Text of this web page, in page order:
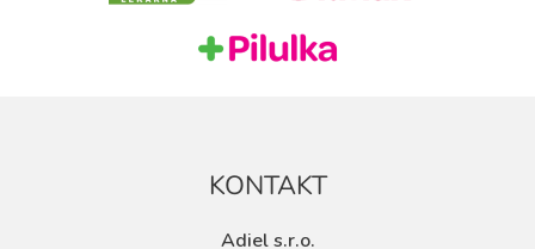
KONTAKT
Adiel s.r.o.